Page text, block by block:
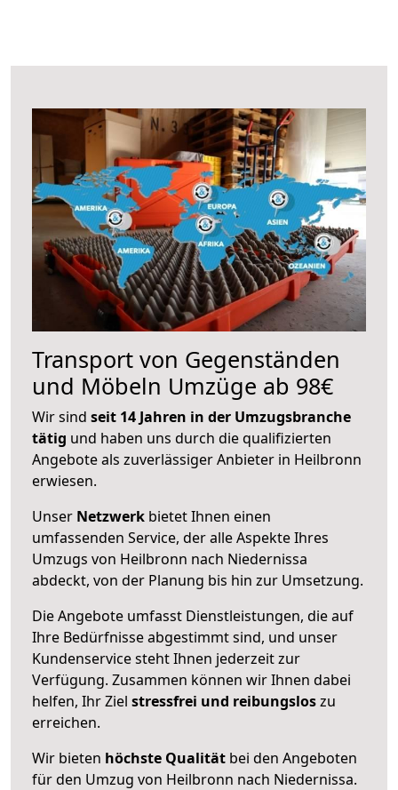
Transport von Gegenständen
und Möbeln Umzüge ab 98€
Wir sind seit 14 Jahren in der Umzugsbranche
tätig und haben uns durch die qualifizierten
Angebote als zuverlässiger Anbieter in Heilbronn
erwiesen.
Unser Netzwerk bietet Ihnen einen
umfassenden Service, der alle Aspekte Ihres
Umzugs von Heilbronn nach Niedernissa
abdeckt, von der Planung bis hin zur Umsetzung.
Die Angebote umfasst Dienstleistungen, die auf
Ihre Bedürfnisse abgestimmt sind, und unser
Kundenservice steht Ihnen jederzeit zur
Verfügung. Zusammen können wir Ihnen dabei
helfen, Ihr Ziel stressfrei und reibungsloszu
erreichen.
Wir bieten höchste Qualität bei den Angeboten
für den Umzug von Heilbronn nach Niedernissa.